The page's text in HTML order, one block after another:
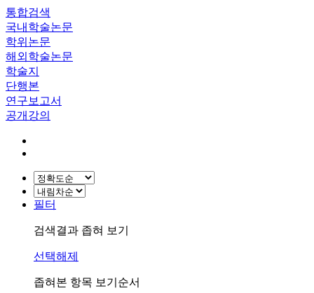
통합검색
국내학술논문
학위논문
해외학술논문
학술지
단행본
연구보고서
공개강의
필터
검색결과 좁혀 보기
선택해제
좁혀본 항목 보기순서